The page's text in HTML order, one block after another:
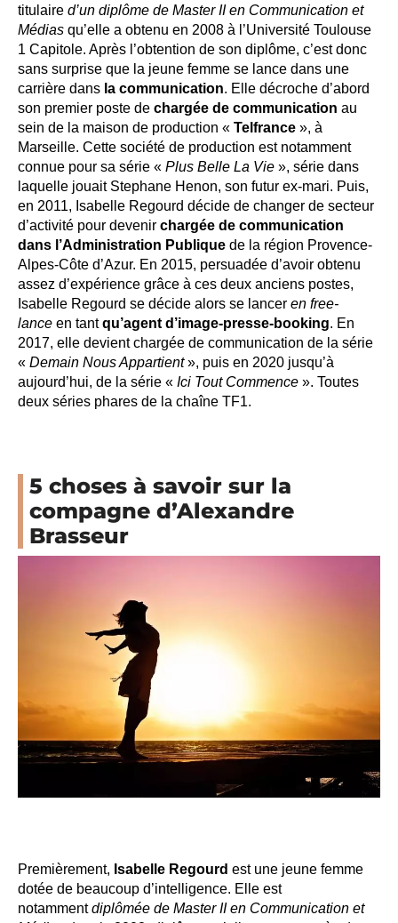
titulaire d’un diplôme de Master II en Communication et
Médias qu’elle a obtenu en 2008 à l’Université Toulouse
1 Capitole. Après l’obtention de son diplôme, c’est donc
sans surprise que la jeune femme se lance dans une
carrière dans la communication. Elle décroche d’abord
son premier poste de chargée de communication au
sein de la maison de production « Telfrance », à
Marseille. Cette société de production est notamment
connue pour sa série « Plus Belle La Vie », série dans
laquelle jouait Stephane Henon, son futur ex-mari. Puis,
en 2011, Isabelle Regourd décide de changer de secteur
d’activité pour devenir chargée de communication
dans l’Administration Publique de la région Provence-
Alpes-Côte d’Azur. En 2015, persuadée d’avoir obtenu
assez d’expérience grâce à ces deux anciens postes,
Isabelle Regourd se décide alors se lancer en free-
lance en tantqu’agent d’image-presse-booking. En
2017, elle devient chargée de communication de la série
« Demain Nous Appartient», puis en 2020 jusqu’à
aujourd’hui, de la série « Ici Tout Commence ». Toutes
deux séries phares de la chaîne TF1.
5 choses à savoir sur la
compagne d’Alexandre
Brasseur
Premièrement, Isabelle Regourd est une jeune femme
dotée de beaucoup d’intelligence. Elle est
notammentdiplômée de Master II en Communication et